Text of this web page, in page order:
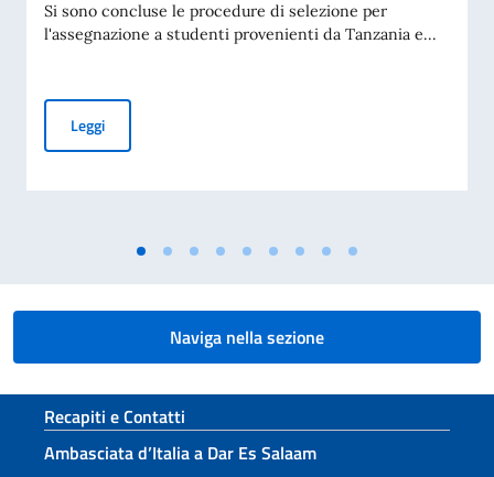
Si sono concluse le procedure di selezione per
l'assegnazione a studenti provenienti da Tanzania e...
LeggiPubblicazione graduatoria Borsa di studio offerte dal
Naviga nella sezione
Sezione footer
Recapiti e Contatti
Ambasciata d’Italia a Dar Es Salaam